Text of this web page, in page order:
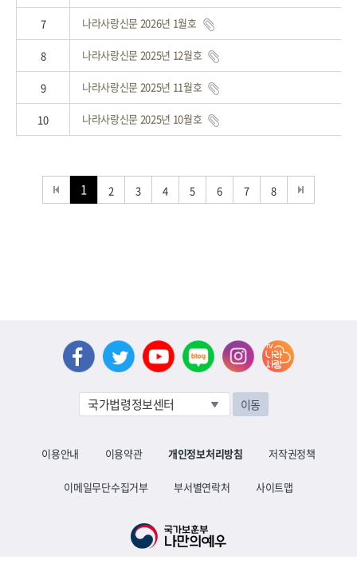
7 나라사랑신문 2026년 1월호
8 나라사랑신문 2025년 12월호
9 나라사랑신문 2025년 11월호
10 나라사랑신문 2025년 10월호
1 2 3 4 5 6 7 8
이용안내 이용약관 개인정보처리방침 저작권정책
이메일무단수집거부 부서별연락처 사이트맵
이동